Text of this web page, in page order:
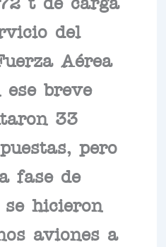
del
Aérea
ese breve
33
pero
fase de
se hicieron
aviones a